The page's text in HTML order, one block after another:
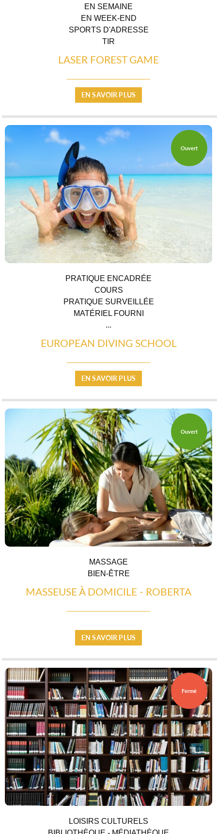
RESTAURATION
EN SEMAINE
EN WEEK-END
SPORTS D'ADRESSE
TIR
LASER FOREST GAME
EN SAVOIR PLUS
Ouvert
PRATIQUE ENCADRÉE
COURS
PRATIQUE SURVEILLÉE
MATÉRIEL FOURNI
...
EUROPEAN DIVING SCHOOL
EN SAVOIR PLUS
Ouvert
MASSAGE
BIEN-ÊTRE
MASSEUSE À DOMICILE - ROBERTA
EN SAVOIR PLUS
Fermé
LOISIRS CULTURELS